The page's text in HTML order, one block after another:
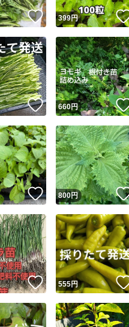
いいね！
399円
いいね！
660円
いいね！
800円
いいね！
555円